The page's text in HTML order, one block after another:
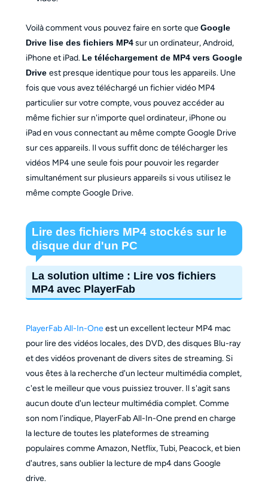
Voilà comment vous pouvez faire en sorte queGoogle
Drive lise des fichiers MP4sur un ordinateur, Android,
iPhone et iPad. Le téléchargement de MP4 vers Google
Drive est presque identique pour tous les appareils. Une
fois que vous avez téléchargé un fichier vidéo MP4
particulier sur votre compte, vous pouvez accéder au
même fichier sur n'importe quel ordinateur, iPhone ou
iPad en vous connectant au même compte Google Drive
sur ces appareils. Il vous suffit donc de télécharger les
vidéos MP4 une seule fois pour pouvoir les regarder
simultanément sur plusieurs appareils si vous utilisez le
même compte Google Drive.
Lire des fichiers MP4 stockés sur le
disque dur d'un PC
La solution ultime : Lire vos fichiers
MP4 avec PlayerFab
PlayerFab All-In-Oneest un excellent lecteur MP4 mac
pour lire des vidéos locales, des DVD, des disques Blu-ray
et des vidéos provenant de divers sites de streaming. Si
vous êtes à la recherche d'un lecteur multimédia complet,
c'est le meilleur que vous puissiez trouver. Il s'agit sans
aucun doute d'un lecteur multimédia complet. Comme
son nom l'indique, PlayerFab All-In-One prend en charge
la lecture de toutes les plateformes de streaming
populaires comme Amazon, Netflix, Tubi, Peacock, et bien
d'autres, sans oublier la lecture de mp4 dans Google
drive.